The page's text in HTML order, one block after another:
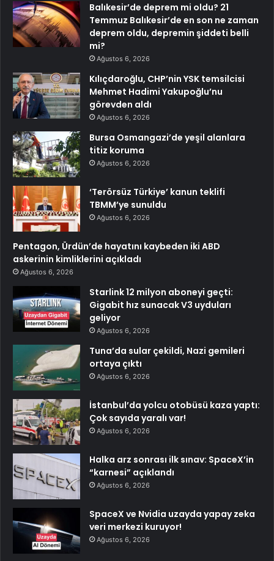
Balıkesir’de deprem mi oldu? 21
Temmuz Balıkesir’de en son ne zaman
deprem oldu, depremin şiddeti belli
mi?
Ağustos 6, 2026
Kılıçdaroğlu, CHP’nin YSK temsilcisi
Mehmet Hadimi Yakupoğlu’nu
görevden aldı
Ağustos 6, 2026
Bursa Osmangazi’de yeşil alanlara
titiz koruma
Ağustos 6, 2026
‘Terörsüz Türkiye’ kanun teklifi
TBMM’ye sunuldu
Ağustos 6, 2026
Pentagon, Ürdün’de hayatını kaybeden iki ABD
askerinin kimliklerini açıkladı
Ağustos 6, 2026
Starlink 12 milyon aboneyi geçti:
Gigabit hız sunacak V3 uyduları
geliyor
Ağustos 6, 2026
Tuna’da sular çekildi, Nazi gemileri
ortaya çıktı
Ağustos 6, 2026
İstanbul’da yolcu otobüsü kaza yaptı:
Çok sayıda yaralı var!
Ağustos 6, 2026
Halka arz sonrası ilk sınav: SpaceX’in
“karnesi” açıklandı
Ağustos 6, 2026
SpaceX ve Nvidia uzayda yapay zeka
veri merkezi kuruyor!
Ağustos 6, 2026